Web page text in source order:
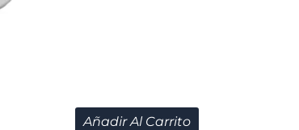
Añadir Al Carrito